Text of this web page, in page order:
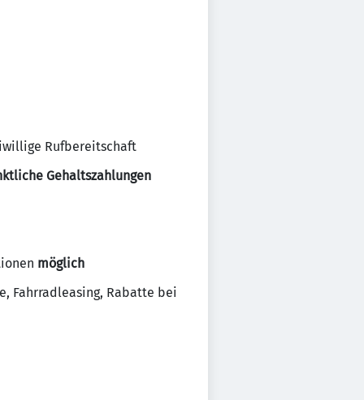
Rufbereitschaft
Gehaltszahlungen
möglich
Fahrradleasing, Rabatte bei